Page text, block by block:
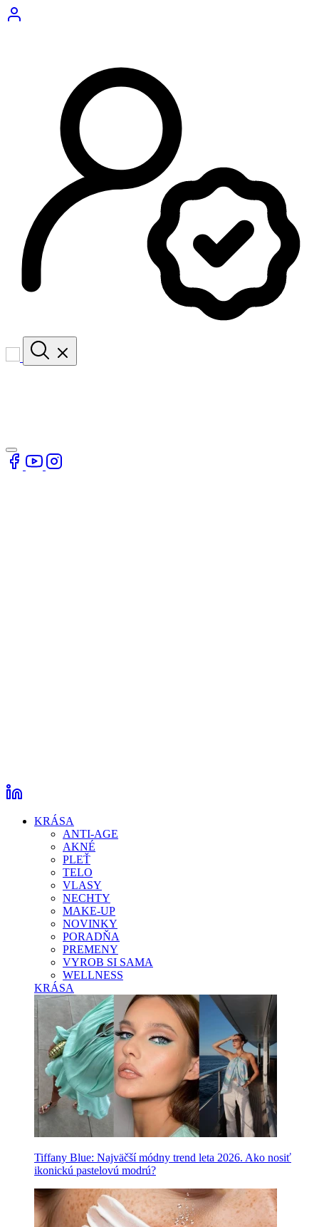
KRÁSA
ANTI-AGE
AKNÉ
PLEŤ
TELO
VLASY
NECHTY
MAKE-UP
NOVINKY
PORADŇA
PREMENY
VYROB SI SAMA
WELLNESS
KRÁSA
Tiffany Blue: Najväčší módny trend leta 2026. Ako nosiť
ikonickú pastelovú modrú?